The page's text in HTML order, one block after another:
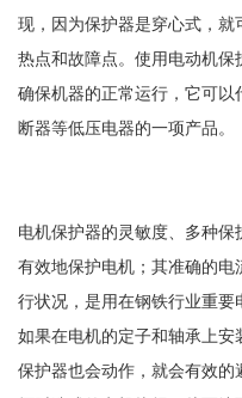
现，因为保护器是穿心式，
热点和故障点。使用电动机保
确保机器的正常运行，它可
断器等低压电器的一项产品。
电机保护器的灵敏度、多种
有效地保护电机；其准确的
行状况，是用在钢铁行业重要
如果在电机的定子和轴承上
保护器也会动作，就会有效